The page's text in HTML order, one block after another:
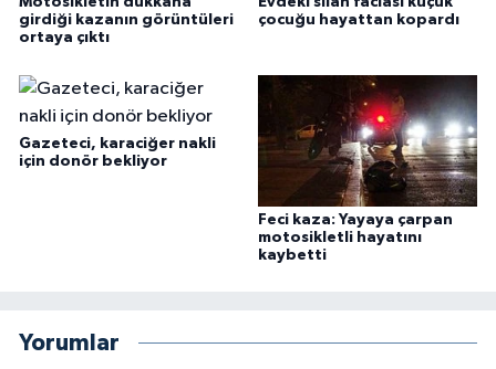
girdiği kazanın görüntüleri
ortaya çıktı
çocuğu hayattan kopardı
Gazeteci, karaciğer nakli
için donör bekliyor
Feci kaza: Yayaya çarpan
motosikletli hayatını
kaybetti
Yorumlar